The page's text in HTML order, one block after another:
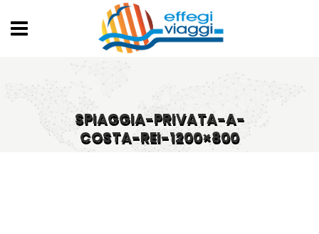
SPIAGGIA-PRIVATA-A-
COSTA-REI-1200×800